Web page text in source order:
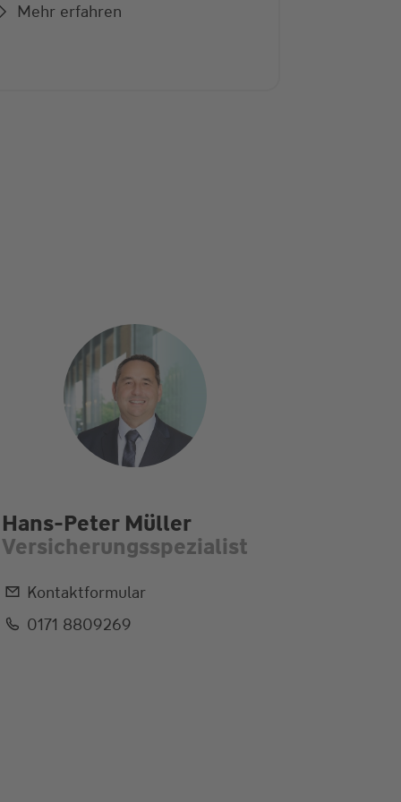
Mehr erfahren
Hans-Peter Müller
Versicherungsspezialist
Kontaktformular
0171 8809269